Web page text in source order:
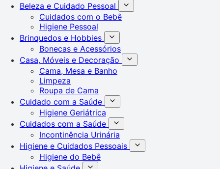
Beleza e Cuidado Pessoal
Cuidados com o Bebê
Higiene Pessoal
Brinquedos e Hobbies
Bonecas e Acessórios
Casa, Móveis e Decoração
Cama, Mesa e Banho
Limpeza
Roupa de Cama
Cuidado com a Saúde
Higiene Geriátrica
Cuidados com a Saúde
Incontinência Urinária
Higiene e Cuidados Pessoais
Higiene do Bebê